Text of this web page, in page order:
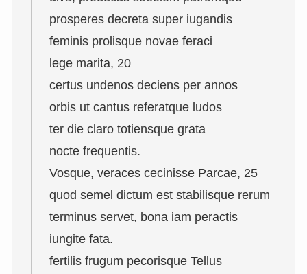
prosperes decreta super iugandis
feminis prolisque novae feraci
lege marita, 20
certus undenos deciens per annos
orbis ut cantus referatque ludos
ter die claro totiensque grata
nocte frequentis.
Vosque, veraces cecinisse Parcae, 25
quod semel dictum est stabilisque rerum
terminus servet, bona iam peractis
iungite fata.
fertilis frugum pecorisque Tellus